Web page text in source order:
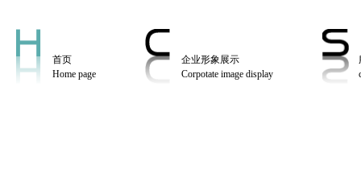
首页
Home page
企业形象展示
Corpotate image display